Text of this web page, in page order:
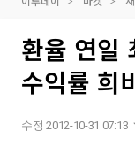
환율 연일
수익률 희
수정 2012-10-31 07:13